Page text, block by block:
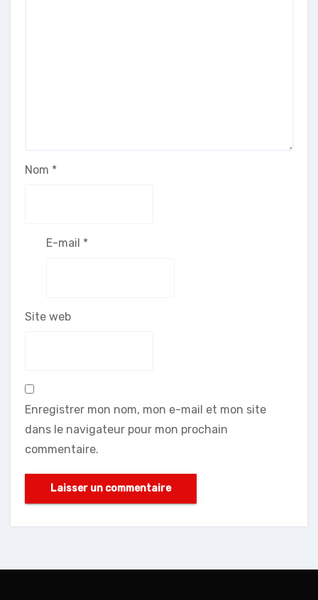
Nom *
E-mail *
Site web
Enregistrer mon nom, mon e-mail et mon site
dans le navigateur pour mon prochain
commentaire.